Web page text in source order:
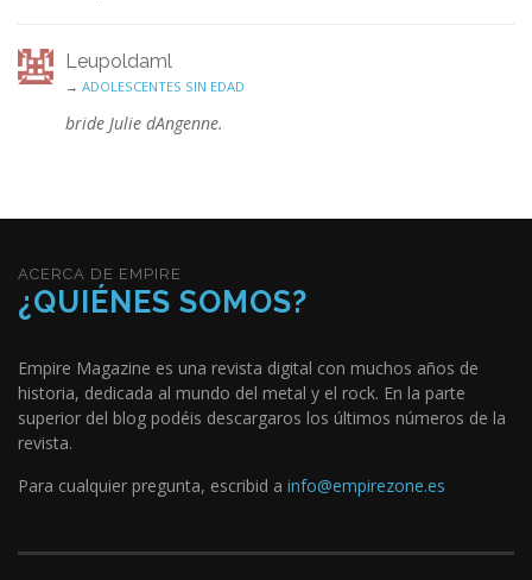
Leupoldaml
→ ADOLESCENTES SIN EDAD
bride Julie dAngenne.
ACERCA DE EMPIRE
¿QUIÉNES SOMOS?
Empire Magazine es una revista digital con muchos años de
historia, dedicada al mundo del metal y el rock. En la parte
superior del blog podéis descargaros los últimos números de la
revista.
Para cualquier pregunta, escribid a info@empirezone.es